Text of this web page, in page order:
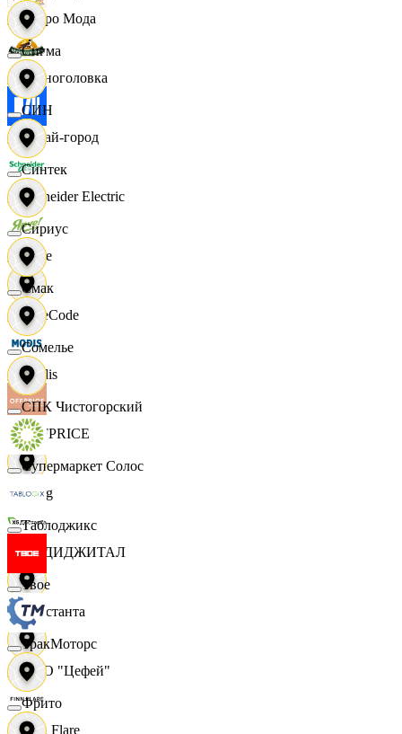
Цетро Мода
Черноголовка
Читай-город
Schneider Electric
Ярче
FaceCode
Modis
OFFPRICE
string
X5 ДИДЖИТАЛ
Константа
ООО "Цефей"
Finn Flare
Сигма
СИН
Синтек
Сириус
Смак
Сомелье
СПК Чистогорский
Супермаркет Солос
Таблоджикс
Твое
ТракМоторс
Фрито